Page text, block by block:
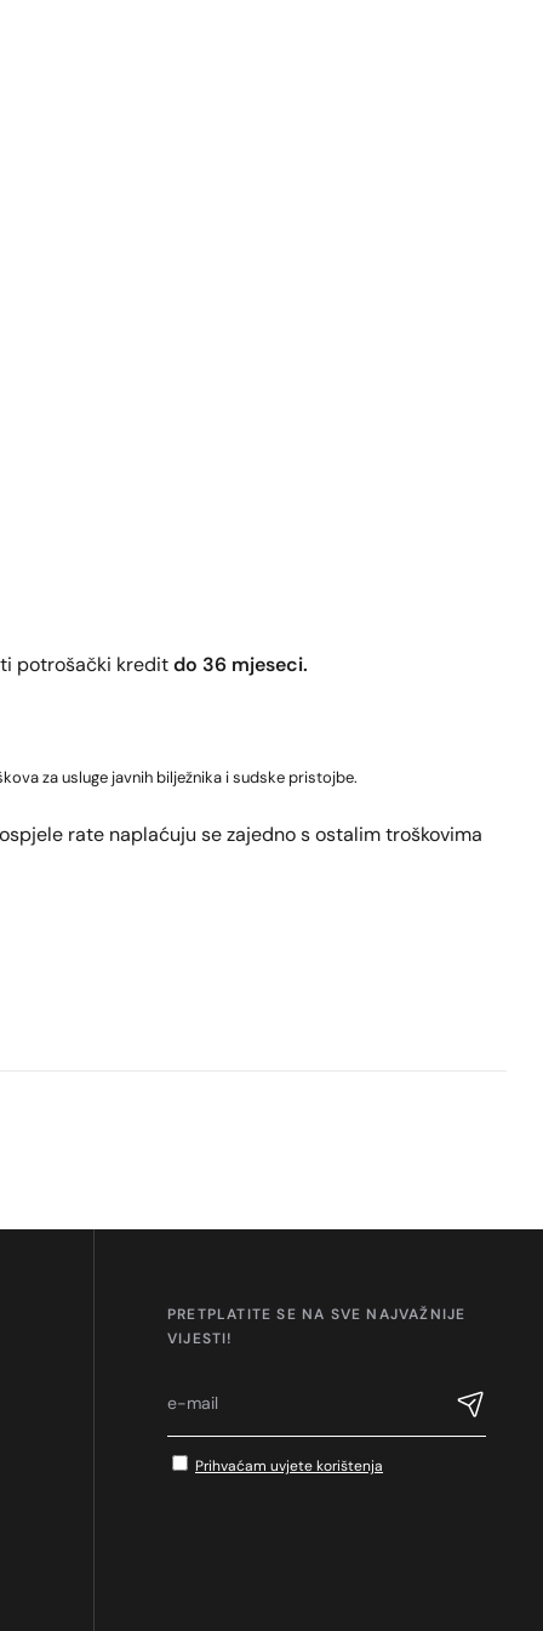
potrošački kreditdo 36 mjeseci.
za usluge javnih bilježnika i sudske pristojbe.
rate naplaćuju se zajedno s ostalim troškovima
PRETPLATITE SE NA SVE NAJVAŽNIJE
VIJESTI!
Prihvaćam uvjete korištenja